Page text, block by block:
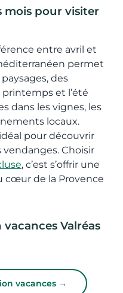
mois pour visiter
entre avril et
permet
des
printemps et l’été
dans les vignes, les
locaux.
pour découvrir
Choisir
, c’est s’offrir une
cœur de la Provence
Valréas
vacances →